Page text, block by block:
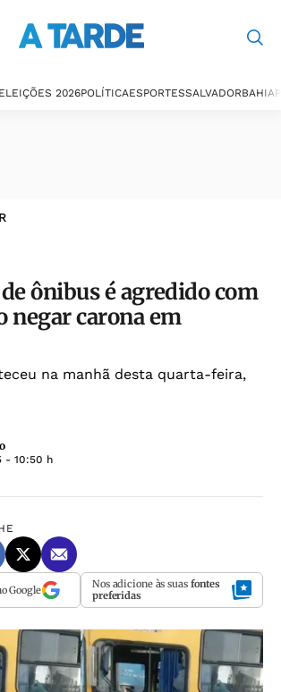
ELEIÇÕES 2026POLÍTICAESPORTESSALVADORBAHIA
ônibus é agredido com
negar carona em
na manhã desta quarta-feira,
- 10:50 h
Google Nos adicione às suas fontes
preferidas